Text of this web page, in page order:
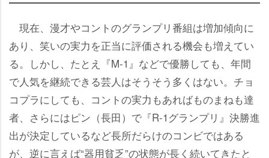
現在、漫才やコントのグランプリ番組は増加傾向に
あり、笑いの実力を正当に評価される機会も増えてい
る。しかし、たとえ『M‐1』などで優勝しても、年間
で人気を継続できる芸人はそうそう多くはない。チョ
コプラにしても、コントの実力もあればものまねも達
者、さらにはピン（長田）で『R-1グランプリ』決勝進
出が決定しているなど長所だらけのコンビではある
が、逆に言えば“器用貧乏”の状態が長く続いてきたと